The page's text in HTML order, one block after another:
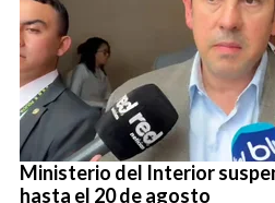
Ministerio del Interior
hasta el 20 de agosto